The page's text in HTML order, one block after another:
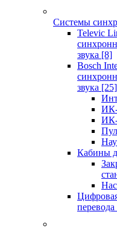
Системы
Televic
звука [8]
Bosch
звука [25]
ИК-
ИК-
Кабины